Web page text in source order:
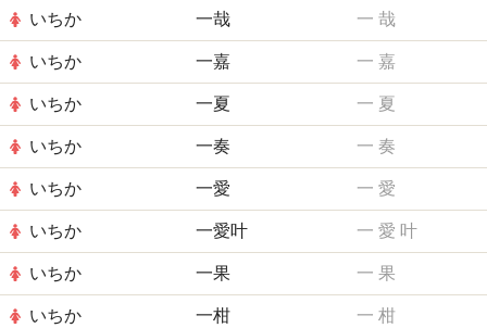
いちか 一哉 一 哉
いちか 一嘉 一 嘉
いちか 一夏 一 夏
いちか 一奏 一 奏
いちか 一愛 一 愛
いちか 一愛叶 一 愛 叶
いちか 一果 一 果
いちか 一柑 一 柑